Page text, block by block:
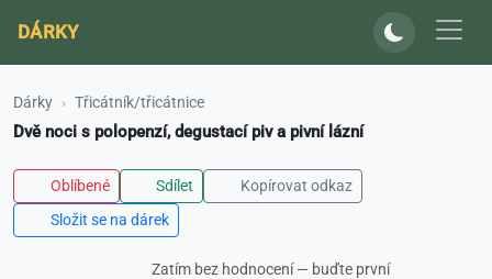
DÁRKY
Dárky Třicátník/třicátnice
Dvě noci s polopenzí, degustací piv a pivní lázní
Oblíbené Sdílet
Kopírovat odkaz
Složit se na dárek
Zatím bez hodnocení — buďte první